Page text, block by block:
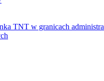
TNT w granicach